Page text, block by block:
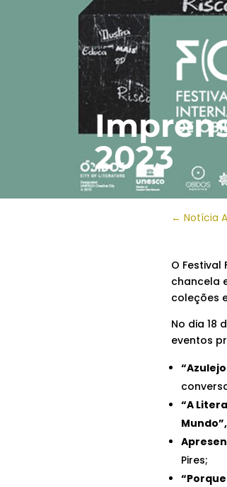
2023
← Notícia
O Festival
chancela
coleções
No dia 18
eventos
“A
Mundo”,
Pires;